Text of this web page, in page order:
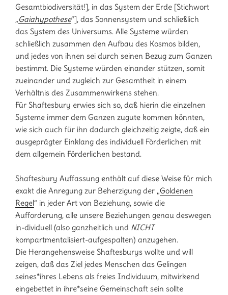
Gesamtbiodiversität!], in das System der Erde [Stichwort
„Gaiahypothese“], das Sonnensystem und schließlich
das System des Universums. Alle Systeme würden
schließlich zusammen den Aufbau des Kosmos bilden,
und jedes von ihnen sei durch seinen Bezug zum Ganzen
bestimmt. Die Systeme würden einander stützen, somit
zueinander und zugleich zur Gesamtheit in einem
Verhältnis des Zusammenwirkens stehen.
Für Shaftesbury erwies sich so, daß hierin die einzelnen
Systeme immer dem Ganzen zugute kommen könnten,
wie sich auch für ihn dadurch gleichzeitig zeigte, daß ein
ausgeprägter Einklang des individuell Förderlichen mit
dem allgemein Förderlichen bestand.
Shaftesbury Auffassung enthält auf diese Weise für mich
exakt die Anregung zur Beherzigung der „Goldenen
Regel“ in jeder Art von Beziehung, sowie die
Aufforderung, alle unsere Beziehungen genau deswegen
in-dividuell (also ganzheitlich und NICHT
kompartmentalisiert-aufgespalten) anzugehen.
Die Herangehensweise Shaftesburys wollte und will
zeigen, daß das Ziel jedes Menschen das Gelingen
seines*ihres Lebens als freies Individuum, mitwirkend
eingebettet in ihre*seine Gemeinschaft sein sollte